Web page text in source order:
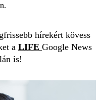
hírekért kövess
a LIFE Google News
is!